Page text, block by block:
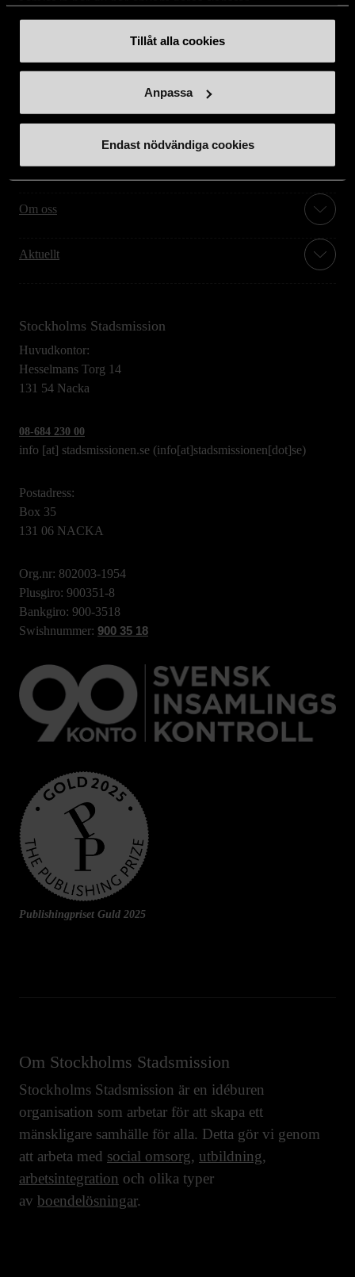
Tillåt alla cookies
Anpassa
Endast nödvändiga cookies
Stöd oss
Hitta till oss
Handla second hand online
Om oss
Aktuellt
Stockholms Stadsmission
Huvudkontor:
Hesselmans Torg 14
131 54 Nacka
08-684 230 00
info [at] stadsmissionen.se (info[at]stadsmissionen[dot]se)
Postadress:
Box 35
131 06 NACKA
Org.nr: 802003-1954
Plusgiro: 900351-8
Bankgiro: 900-3518
Swishnummer: 900 35 18
Publishingpriset Guld 2025
Om Stockholms Stadsmission
Stockholms Stadsmission är en idéburen
organisation som arbetar för att skapa ett
mänskligare samhälle för alla. Detta gör vi genom
att arbeta med social omsorg, utbildning,
arbetsintegration och olika typer
av boendelösningar.